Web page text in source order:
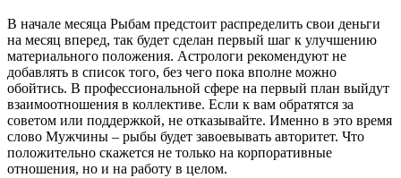
В начале месяца Рыбам предстоит распределить свои деньги
на месяц вперед, так будет сделан первый шаг к улучшению
материального положения. Астрологи рекомендуют не
добавлять в список того, без чего пока вполне можно
обойтись. В профессиональной сфере на первый план выйдут
взаимоотношения в коллективе. Если к вам обратятся за
советом или поддержкой, не отказывайте. Именно в это время
слово Мужчины – рыбы будет завоевывать авторитет. Что
положительно скажется не только на корпоративные
отношения, но и на работу в целом.